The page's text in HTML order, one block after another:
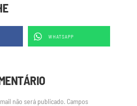
WHATSAPP
não será publicado. Campos